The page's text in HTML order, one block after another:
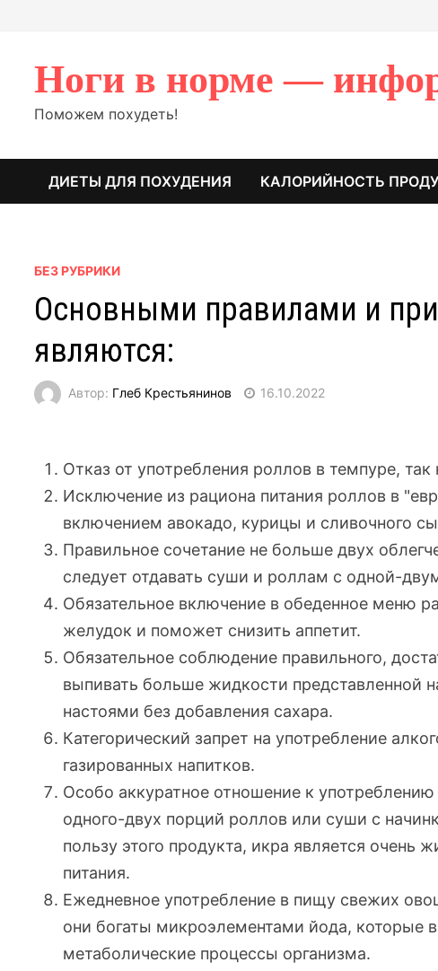
Ноги в норме —
Поможем похудеть!
ДИЕТЫ ДЛЯ ПОХУДЕНИЯ КАЛОРИЙНОСТЬ
БЕЗ РУБРИКИ
Основными правилами и
являются:
Автор: Глеб Крестьянинов 16.10.2022
Отказ от употребления роллов в темпуре,
Исключение из рациона питания роллов в
включением авокадо, курицы и сливочного
Правильное сочетание не больше двух
следует отдавать суши и роллам с одной-
Обязательное включение в обеденное меню
желудок и поможет снизить аппетит.
Обязательное соблюдение правильного,
выпивать больше жидкости представленной
настоями без добавления сахара.
Категорический запрет на употребление
газированных напитков.
Особо аккуратное отношение к
одного-двух порций роллов или суши с
пользу этого продукта, икра является
питания.
Ежедневное употребление в пищу свежих
они богаты микроэлементами йода, которые
метаболические процессы организма.